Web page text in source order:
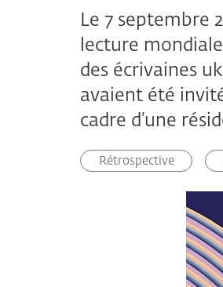
Le 7 septembre
lecture
des écrivaines
avaient été
cadre d’une
Rétrospective